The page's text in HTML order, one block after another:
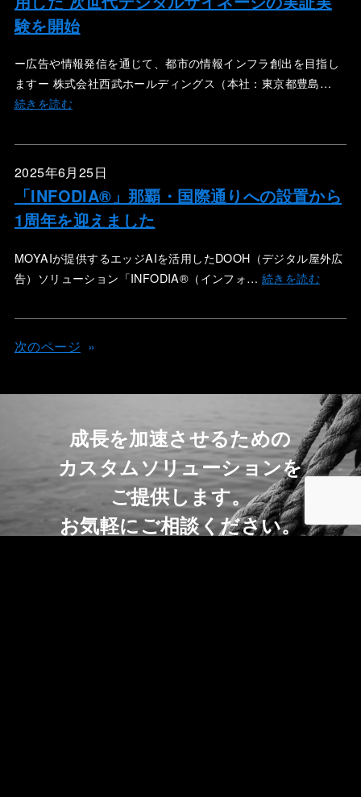
験を開始
ー広告や情報発信を通じて、都市の情報インフラ創出を目指し
ますー 株式会社西武ホールディングス（本社：東京都豊島…
続きを読む
2025年6月25日
「INFODIA®」那覇・国際通りへの設置から
1周年を迎えました
MOYAIが提供するエッジAIを活用したDOOH（デジタル屋外広
告）ソリューション「INFODIA®（インフォ… 続きを読む
次のページ »
成長を加速させるための
カスタムソリューションを
ご提供します。
お気軽にご相談ください。